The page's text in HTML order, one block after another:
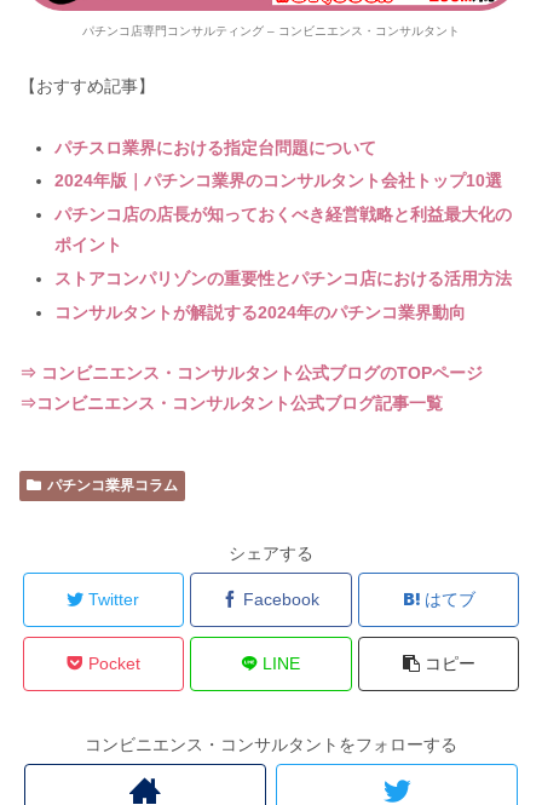
パチンコ店専門コンサルティング – コンビニエンス・コンサルタント
【おすすめ記事】
パチスロ業界における指定台問題について
2024年版｜パチンコ業界のコンサルタント会社トップ10選
パチンコ店の店長が知っておくべき経営戦略と利益最大化の
ポイント
ストアコンパリゾンの重要性とパチンコ店における活用方法
コンサルタントが解説する2024年のパチンコ業界動向
⇒ コンビニエンス・コンサルタント公式ブログのTOPページ
⇒コンビニエンス・コンサルタント公式ブログ記事一覧
パチンコ業界コラム
シェアする
Twitter Facebook はてブ
Pocket LINE コピー
コンビニエンス・コンサルタントをフォローする